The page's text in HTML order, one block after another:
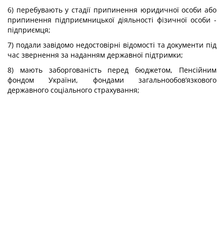
6) перебувають у стадії припинення юридичної особи або
припинення підприємницької діяльності фізичної особи -
підприємця;
7) подали завідомо недостовірні відомості та документи під
час звернення за наданням державної підтримки;
8) мають заборгованість перед бюджетом, Пенсійним
фондом України, фондами загальнообов’язкового
державного соціального страхування;